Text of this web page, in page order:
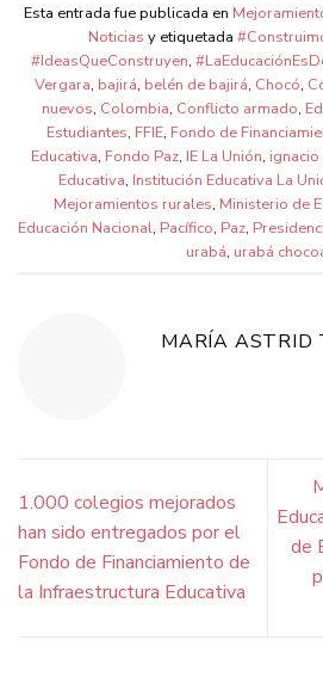
Esta entrada fue publicada en
Noticias y etiquetada
#IdeasQueConstruyen,
Vergara, bajirá, belén de bajirá, Chocó,
nuevos, Colombia, Conflicto armado,
Estudiantes, FFIE, Fondo de
Educativa, Fondo Paz, IE La Unión,
Educativa, Institución Educativa La
Mejoramientos rurales, Ministerio de
Educación Nacional, Pacífico, Paz,
urabá, urabá
MARÍA ASTRID
1.000 colegios mejorados
han sido entregados por el
Fondo de Financiamiento de
la Infraestructura Educativa
de